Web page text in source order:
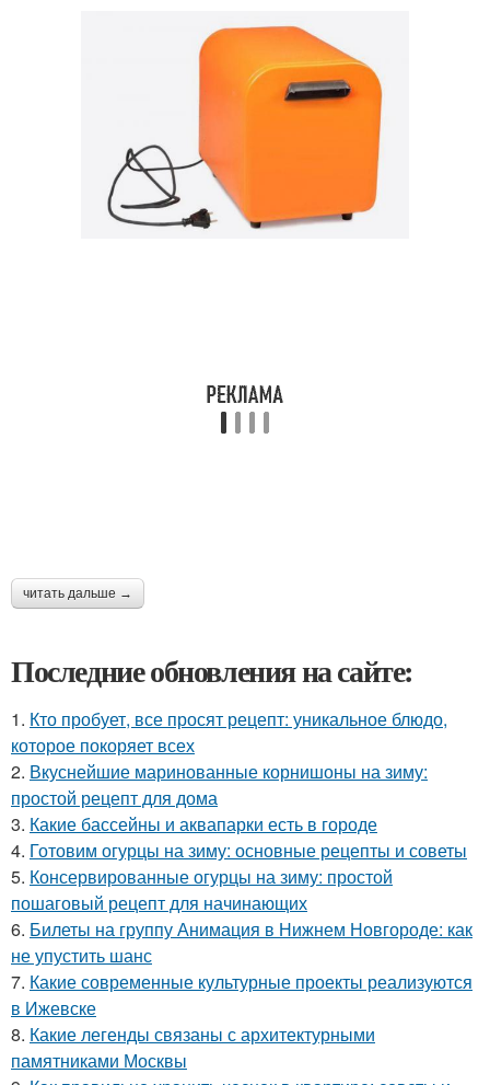
читать дальше →
Последние обновления на сайте:
1. Кто пробует, все просят рецепт: уникальное блюдо,
которое покоряет всех
2. Вкуснейшие маринованные корнишоны на зиму:
простой рецепт для дома
3. Какие бассейны и аквапарки есть в городе
4. Готовим огурцы на зиму: основные рецепты и советы
5. Консервированные огурцы на зиму: простой
пошаговый рецепт для начинающих
6. Билеты на группу Анимация в Нижнем Новгороде: как
не упустить шанс
7. Какие современные культурные проекты реализуются
в Ижевске
8. Какие легенды связаны с архитектурными
памятниками Москвы